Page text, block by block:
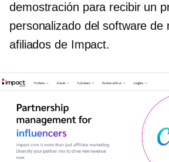
demostración para recibir un
personalizado del software de
afiliados de Impact.